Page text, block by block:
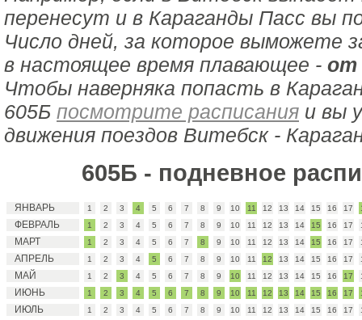
перенесут и в Караганды Пасс вы
Число дней, за которое выможете
в настоящее время плавающее - от
Чтобы наверняка попасть в
605Б посмотрите расписания и вы
движения поездов Витебск -
605Б - подневное
ЯНВАРЬ 1 2 3 4 5 6 7 8 9 10 11 12 13 14 15 16 17
ФЕВРАЛЬ 1 2 3 4 5 6 7 8 9 10 11 12 13 14 15 16 17
МАРТ 1 2 3 4 5 6 7 8 9 10 11 12 13 14 15 16 17
АПРЕЛЬ 1 2 3 4 5 6 7 8 9 10 11 12 13 14 15 16 17
МАЙ 1 2 3 4 5 6 7 8 9 10 11 12 13 14 15 16 17
ИЮНЬ 1 2 3 4 5 6 7 8 9 10 11 12 13 14 15 16 17
ИЮЛЬ 1 2 3 4 5 6 7 8 9 10 11 12 13 14 15 16 17